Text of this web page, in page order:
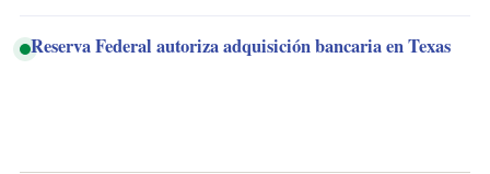
Reserva Federal autoriza adquisición bancaria en Texas